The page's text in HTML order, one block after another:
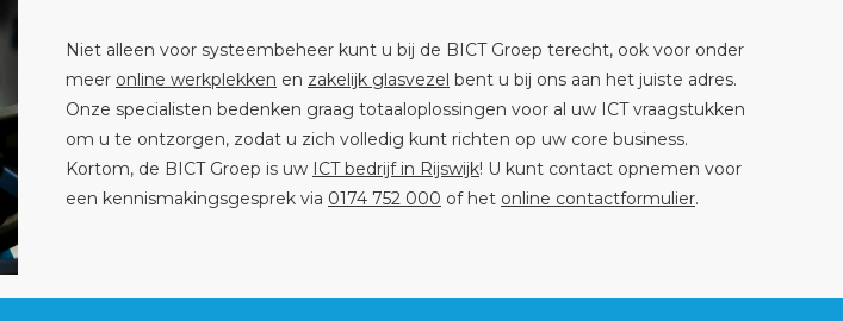
Niet alleen voor systeembeheer kunt u bij de BICT Groep terecht, ook voor onder
meer online werkplekken en zakelijk glasvezel bent u bij ons aan het juiste adres.
Onze specialisten bedenken graag totaaloplossingen voor al uw ICT vraagstukken
om u te ontzorgen, zodat u zich volledig kunt richten op uw core business.
Kortom, de BICT Groep is uw ICT bedrijf in Rijswijk! U kunt contact opnemen voor
een kennismakingsgesprek via 0174 752 000 of het online contactformulier.